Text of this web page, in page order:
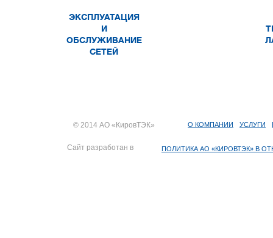
ЭКСПЛУАТАЦИЯ
И
ОБСЛУЖИВАНИЕ
СЕТЕЙ
© 2014 АО «КировТЭК» О КОМПАНИИ УСЛУГИ
Сайт разработан в ПОЛИТИКА АО «КИРОВТЭК» В